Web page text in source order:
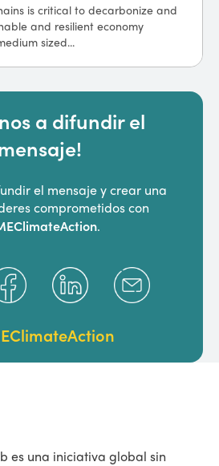
is critical to decarbonize and
and resilient economy
sized...
a difundir el
el mensaje y crear una
comprometidos con
.
es una iniciativa global sin